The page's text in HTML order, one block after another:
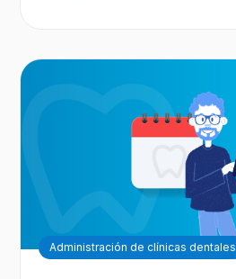
Administración de clínicas dentales